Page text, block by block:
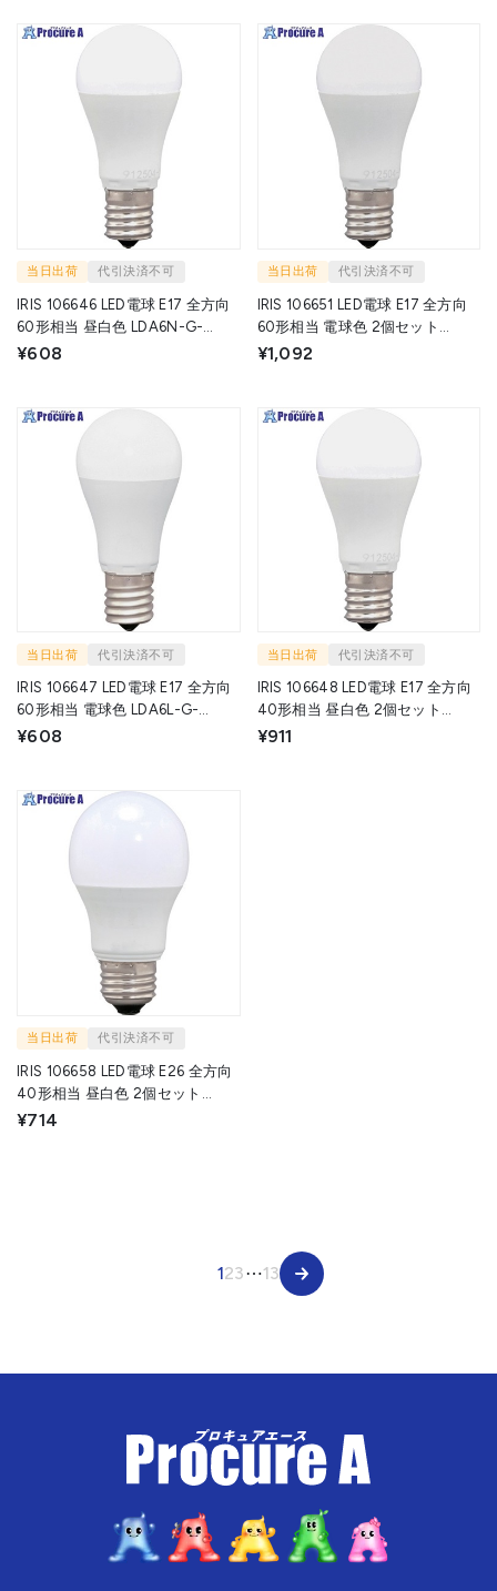
当日出荷 代引決済不可
IRIS 106646 LED電球 E17 全方向
60形相当 昼白色 LDA6N-G-
¥608
当日出荷 代引決済不可
IRIS 106651 LED電球 E17 全方向
60形相当 電球色 2個セット
LDA6L-G-E17/W-6T102P 1箱
¥1,092
当日出荷 代引決済不可
IRIS 106647 LED電球 E17 全方向
60形相当 電球色 LDA6L-G-
¥608
当日出荷 代引決済不可
IRIS 106648 LED電球 E17 全方向
40形相当 昼白色 2個セット
LDA4N-G-E17/W-4T102P 1箱
¥911
当日出荷 代引決済不可
IRIS 106658 LED電球 E26 全方向
40形相当 昼白色 2個セット
LDA4N-G/W-4T102P 1箱
¥714
123⋯13